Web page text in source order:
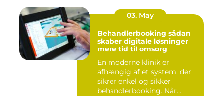
03. May
Behandlerbooking sådan
skaber digitale løsninger
mere tid til omsorg
En moderne klinik er
afhængig af et system, der
sikrer enkel og sikker
behandlerbooking. Når